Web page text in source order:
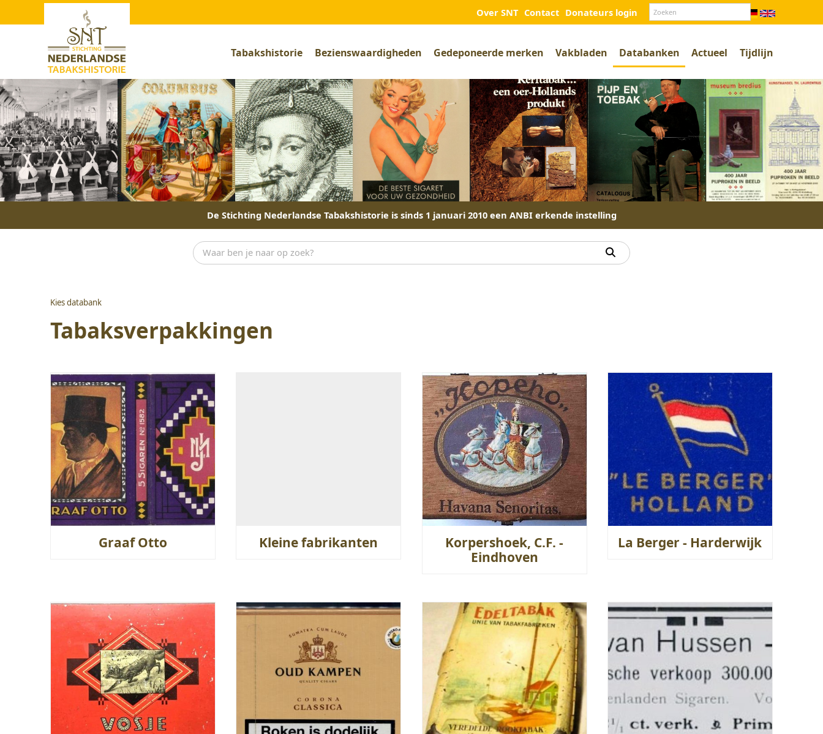
Over SNT Contact Donateurs login
Tabakshistorie Bezienswaardigheden Gedeponeerde merken Vakbladen Databanken Actueel Tijdlijn
De Stichting Nederlandse Tabakshistorie is sinds 1 januari 2010 een ANBI erkende instelling
Kies databank
Tabaksverpakkingen
Graaf Otto Kleine fabrikanten
Korpershoek, C.F. -
Eindhoven
La Berger - Harderwijk